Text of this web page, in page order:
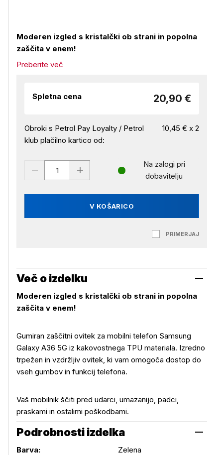
Moderen izgled s kristalčki ob strani in popolna
zaščita v enem!
Preberite več
Spletna cena 20,90 €
Obroki s Petrol Pay Loyalty / Petrol
klub plačilno kartico od:
10,45 € x 2
V KOŠARICO
Na zalogi pri
dobavitelju
PRIMERJAJ
Več o izdelku
Več o izdelku
Moderen izgled s kristalčki ob strani in popolna
zaščita v enem!
Gumiran zaščitni ovitek za mobilni telefon Samsung
Galaxy A36 5G iz kakovostnega TPU materiala. Izredno
trpežen in vzdržljiv ovitek, ki vam omogoča dostop do
vseh gumbov in funkcij telefona.
Vaš mobilnik ščiti pred udarci, umazanijo, padci,
praskami in ostalimi poškodbami.
Podrobnosti izdelka
Barva:
Zelena